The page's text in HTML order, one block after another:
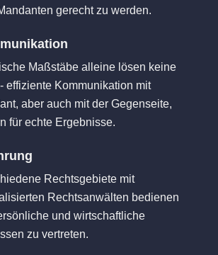
gerecht zu werden.
Maßstäbe alleine lösen keine
effiziente Kommunikation mit
aber auch mit der Gegenseite,
für echte Ergebnisse.
Rechtsgebiete mit
Rechtsanwälten bedienen
und wirtschaftliche
zu vertreten.